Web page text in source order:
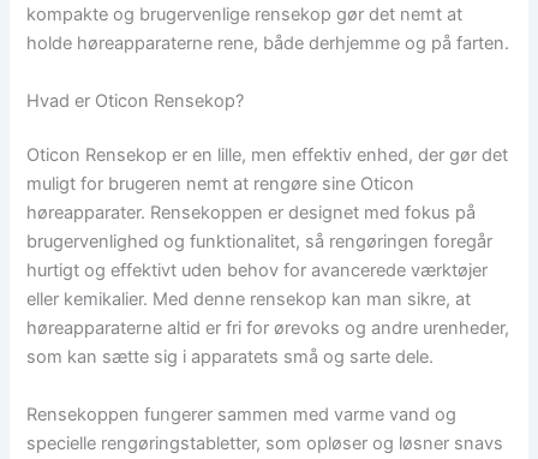
kompakte og brugervenlige rensekop gør det nemt at
holde høreapparaterne rene, både derhjemme og på farten.
Hvad er Oticon Rensekop?
Oticon Rensekop er en lille, men effektiv enhed, der gør det
muligt for brugeren nemt at rengøre sine Oticon
høreapparater. Rensekoppen er designet med fokus på
brugervenlighed og funktionalitet, så rengøringen foregår
hurtigt og effektivt uden behov for avancerede værktøjer
eller kemikalier. Med denne rensekop kan man sikre, at
høreapparaterne altid er fri for ørevoks og andre urenheder,
som kan sætte sig i apparatets små og sarte dele.
Rensekoppen fungerer sammen med varme vand og
specielle rengøringstabletter, som opløser og løsner snavs